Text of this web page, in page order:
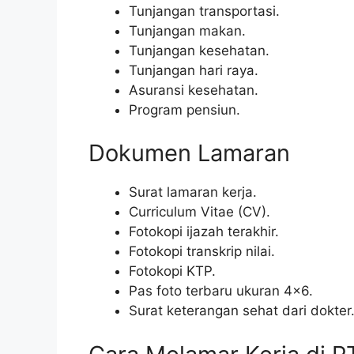
Tunjangan transportasi.
Tunjangan makan.
Tunjangan kesehatan.
Tunjangan hari raya.
Asuransi kesehatan.
Program pensiun.
Dokumen Lamaran
Surat lamaran kerja.
Curriculum Vitae (CV).
Fotokopi ijazah terakhir.
Fotokopi transkrip nilai.
Fotokopi KTP.
Pas foto terbaru ukuran 4×6.
Surat keterangan sehat dari dokter.